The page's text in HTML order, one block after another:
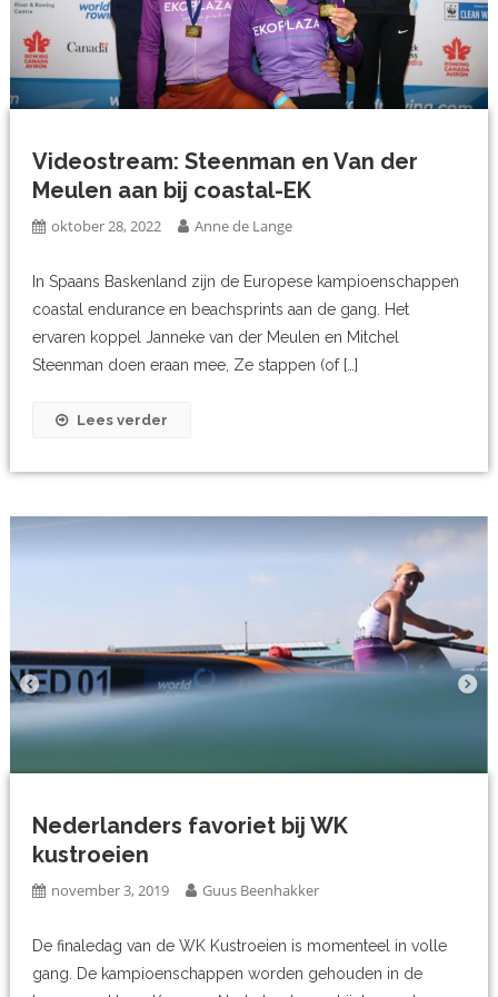
Videostream: Steenman en Van der
Meulen aan bij coastal-EK
oktober 28, 2022 Anne de Lange
In Spaans Baskenland zijn de Europese kampioenschappen
coastal endurance en beachsprints aan de gang. Het
ervaren koppel Janneke van der Meulen en Mitchel
Steenman doen eraan mee, Ze stappen (of […]
Lees verder
Nederlanders favoriet bij WK
kustroeien
november 3, 2019 Guus Beenhakker
De finaledag van de WK Kustroeien is momenteel in volle
gang. De kampioenschappen worden gehouden in de